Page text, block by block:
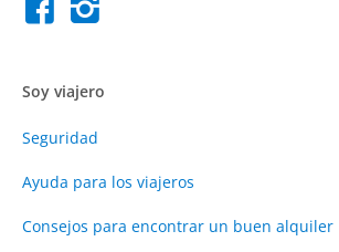
Soy viajero
Seguridad
Ayuda para los viajeros
Consejos para encontrar un buen alquiler